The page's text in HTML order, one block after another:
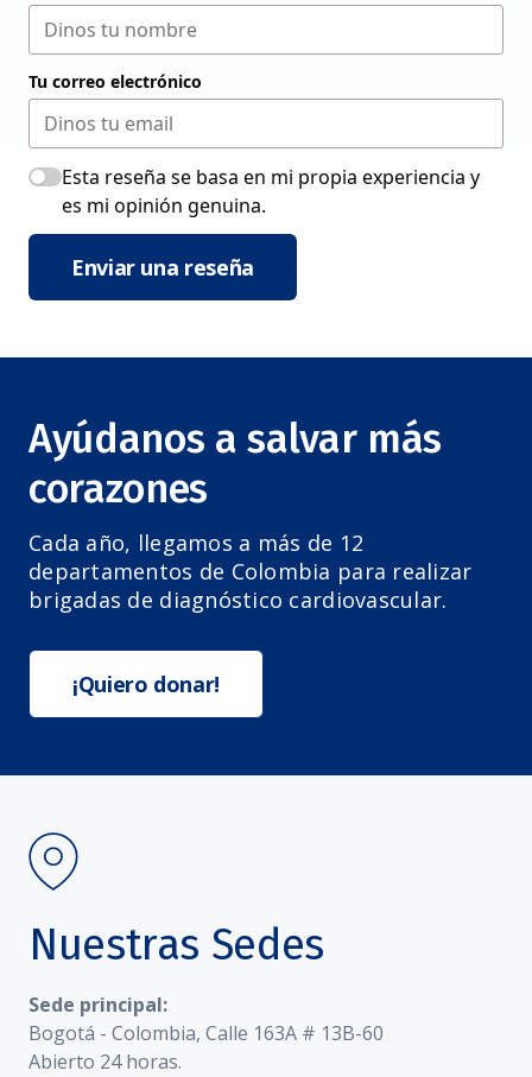
Tu correo electrónico
Esta reseña se basa en mi propia experiencia y
es mi opinión genuina.
Enviar una reseña
Ayúdanos a salvar más
corazones
Cada año, llegamos a más de 12
departamentos de Colombia para realizar
brigadas de diagnóstico cardiovascular.
¡Quiero donar!
Nuestras Sedes
Sede principal:
Bogotá - Colombia, Calle 163A # 13B-60
Abierto 24 horas.